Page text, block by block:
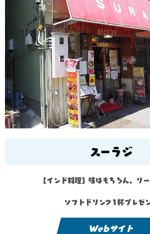
スーラジ
【インド料理】味はもちろん、リー
ソフトドリンク1杯プレゼ
Webサイト